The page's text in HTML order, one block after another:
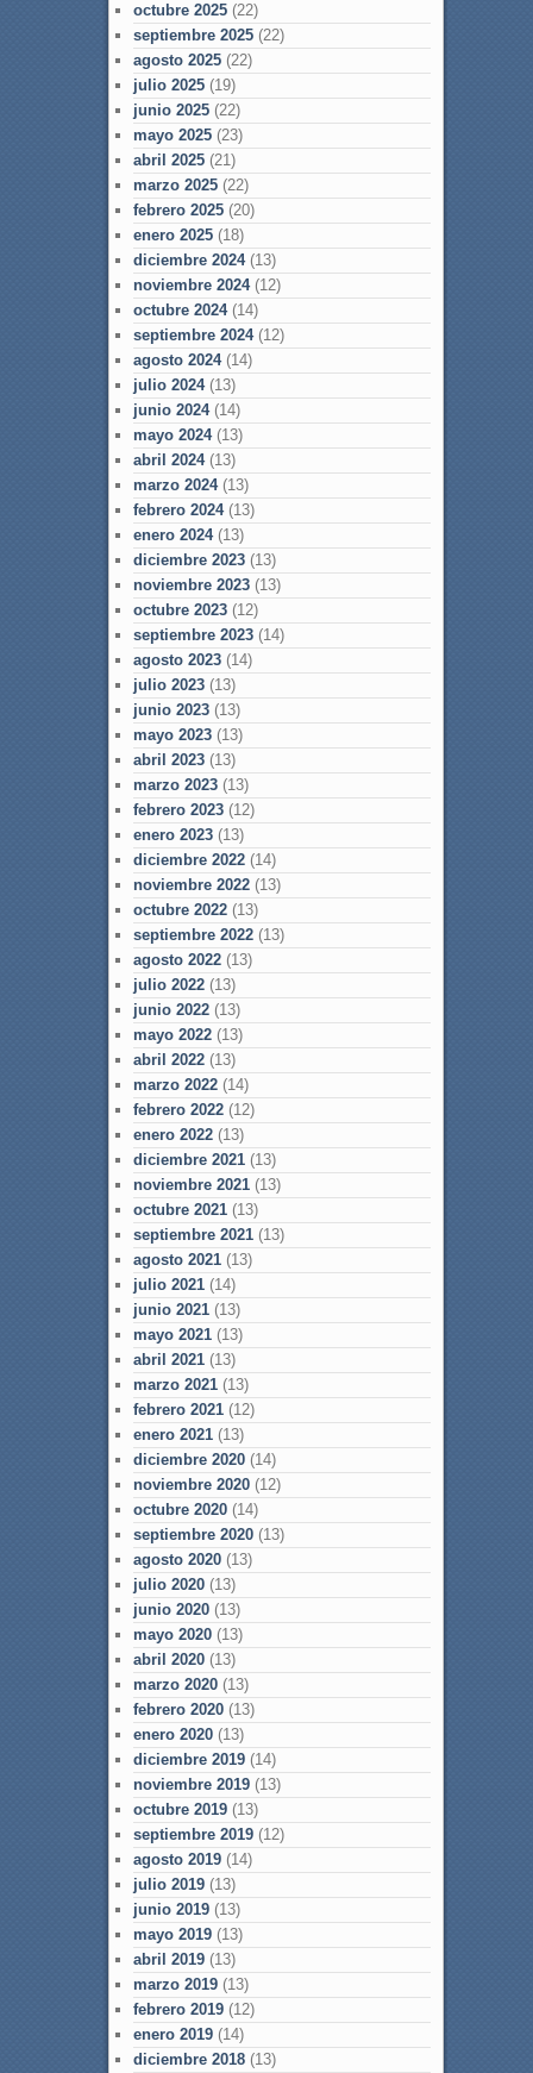
octubre 2025(22)
septiembre 2025(22)
agosto 2025(22)
julio 2025(19)
junio 2025(22)
mayo 2025(23)
abril 2025(21)
marzo 2025(22)
febrero 2025(20)
enero 2025(18)
diciembre 2024(13)
noviembre 2024(12)
octubre 2024(14)
septiembre 2024(12)
agosto 2024(14)
julio 2024(13)
junio 2024(14)
mayo 2024(13)
abril 2024(13)
marzo 2024(13)
febrero 2024(13)
enero 2024(13)
diciembre 2023(13)
noviembre 2023(13)
octubre 2023(12)
septiembre 2023(14)
agosto 2023(14)
julio 2023(13)
junio 2023(13)
mayo 2023(13)
abril 2023(13)
marzo 2023(13)
febrero 2023(12)
enero 2023(13)
diciembre 2022(14)
noviembre 2022(13)
octubre 2022(13)
septiembre 2022(13)
agosto 2022(13)
julio 2022(13)
junio 2022(13)
mayo 2022(13)
abril 2022(13)
marzo 2022(14)
febrero 2022(12)
enero 2022(13)
diciembre 2021(13)
noviembre 2021(13)
octubre 2021(13)
septiembre 2021(13)
agosto 2021(13)
julio 2021(14)
junio 2021(13)
mayo 2021(13)
abril 2021(13)
marzo 2021(13)
febrero 2021(12)
enero 2021(13)
diciembre 2020(14)
noviembre 2020(12)
octubre 2020(14)
septiembre 2020(13)
agosto 2020(13)
julio 2020(13)
junio 2020(13)
mayo 2020(13)
abril 2020(13)
marzo 2020(13)
febrero 2020(13)
enero 2020(13)
diciembre 2019(14)
noviembre 2019(13)
octubre 2019(13)
septiembre 2019(12)
agosto 2019(14)
julio 2019(13)
junio 2019(13)
mayo 2019(13)
abril 2019(13)
marzo 2019(13)
febrero 2019(12)
enero 2019(14)
diciembre 2018(13)